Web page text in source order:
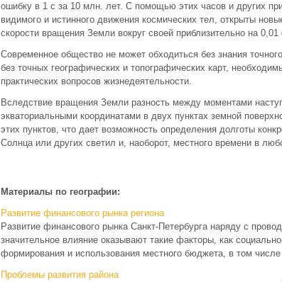
ошибку в 1 с за 10 млн. лет. С помощью этих часов и других
видимого и истинного движения космических тел, открыты
скорости вращения Земли вокруг своей приблизительно на 0,01
Современное общество не может обходиться без знания
без точных географических и топографических карт,
практических вопросов жизнедеятельности.
Вследствие вращения Земли разность между моментами
экваториальными координатами в двух пунктах земной
этих пунктов, что дает возможность определения долготы
Солнца или других светил и, наоборот, местного времени в
Материалы по географии:
Развитие финансового рынка региона
Развитие финансового рынка Санкт-Петербурга наряду с
значительное влияние оказывают такие факторы, как
формирования и использования местного бюджета, в том
Проблемы развития района